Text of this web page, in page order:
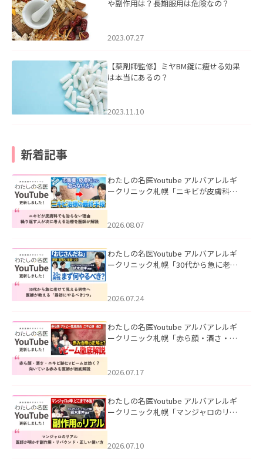
や副作用は？長期服用は危険なの？
2023.07.27
【薬剤師監修】ミヤBM錠に痩せる効果
は本当にあるの？
2023.11.10
新着記事
わたしの名医Youtube アルバアレルギ
ークリニック札幌「ニキビが皮膚科で
ました。
2026.08.07
わたしの名医Youtube アルバアレルギ
ークリニック札幌「30代から急に老け
た。
2026.07.24
わたしの名医Youtube アルバアレルギ
ークリニック札幌「赤ら顔・酒さ・ニ
した。
2026.07.17
わたしの名医Youtube アルバアレルギ
ークリニック札幌「マンジャロのリア
た。
2026.07.10